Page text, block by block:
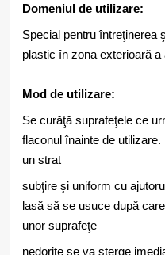
Domeniul de utilizare:
Special pentru întreţinerea
plastic în zona exterioară a
Mod de utilizare:
Se curăţă suprafeţele ce
flaconul înainte de
un strat
subţire şi uniform cu
lasă să se usuce după
unor suprafeţe
nedorite se va şterge